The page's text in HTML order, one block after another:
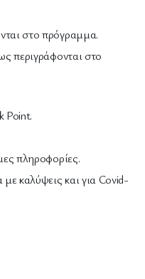
στο πρόγραμμα.
περιγράφονται στο
Point.
πληροφορίες.
καλύψεις και για Covid-